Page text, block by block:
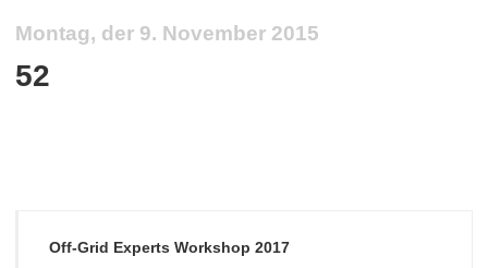
Montag, der 9. November 2015
52
Off-Grid Experts Workshop 2017